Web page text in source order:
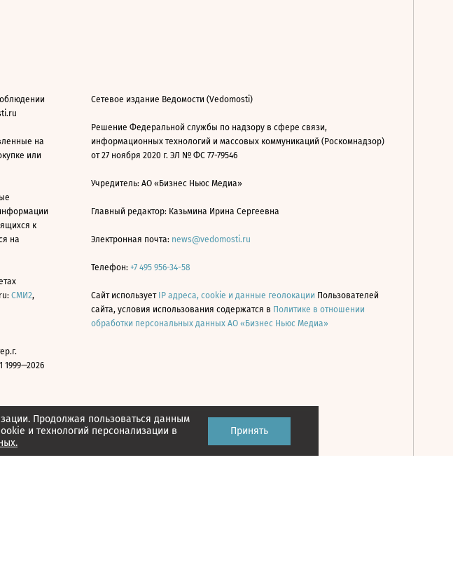
Продолжая пользоваться данным
и технологий персонализации в
Принять
на
или
к
на
СМИ2,
Сетевое издание Ведомости (Vedomosti)
Решение Федеральной службы по надзору в сфере связи,
информационных технологий и массовых коммуникаций (Роскомнадзор)
от 27 ноября 2020 г. ЭЛ № ФС 77-79546
Учредитель: АО «Бизнес Ньюс Медиа»
Главный редактор: Казьмина Ирина Сергеевна
Электронная почта: news@vedomosti.ru
Телефон: +7 495 956-34-58
Сайт использует IP адреса, cookie и данные геолокации Пользователей
сайта, условия использования содержатся в Политике в отношении
обработки персональных данных АО «Бизнес Ньюс Медиа»